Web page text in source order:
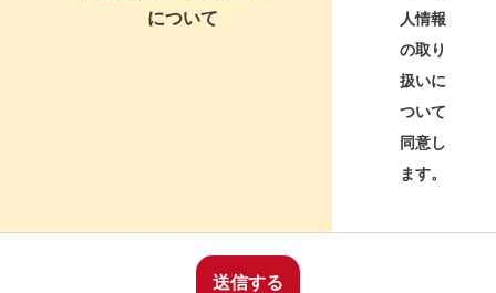
について
人情報
の取り
扱いに
ついて
同意し
ます。